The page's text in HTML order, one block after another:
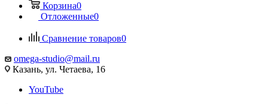
Корзина0
Отложенные0
Сравнение товаров0
omega-studio@mail.ru
Казань, ул. Четаева, 16
YouTube